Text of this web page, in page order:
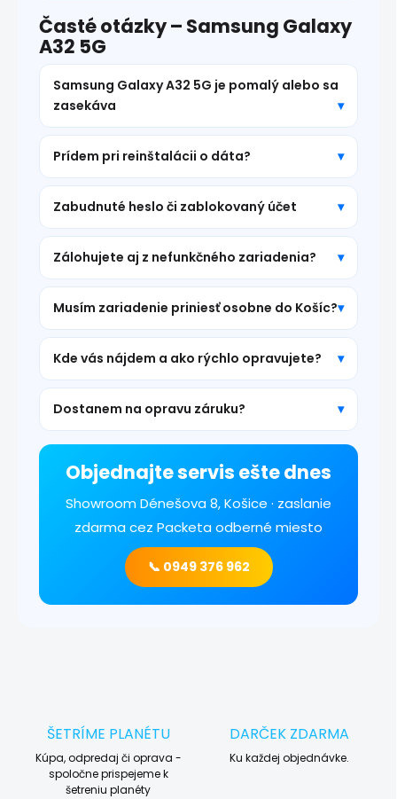
Časté otázky – Samsung Galaxy
A32 5G
Samsung Galaxy A32 5G je pomalý alebo sa
zasekáva
Prídem pri reinštalácii o dáta?
Zabudnuté heslo či zablokovaný účet
Zálohujete aj z nefunkčného zariadenia?
Musím zariadenie priniesť osobne do Košíc?
Kde vás nájdem a ako rýchlo opravujete?
Dostanem na opravu záruku?
Objednajte servis ešte dnes
Showroom Dénešova 8, Košice · zaslanie
zdarma cez Packeta odberné miesto
📞 0949 376 962
ŠETRÍME PLANÉTU
Kúpa, odpredaj či oprava -
spoločne prispejeme k
šetreniu planéty
DARČEK ZDARMA
Ku každej objednávke.